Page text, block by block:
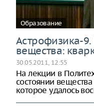
Образование
Астрофизика-
вещества:
30.05.2011, 12:55
На лекции в
состоянии
которое удалось